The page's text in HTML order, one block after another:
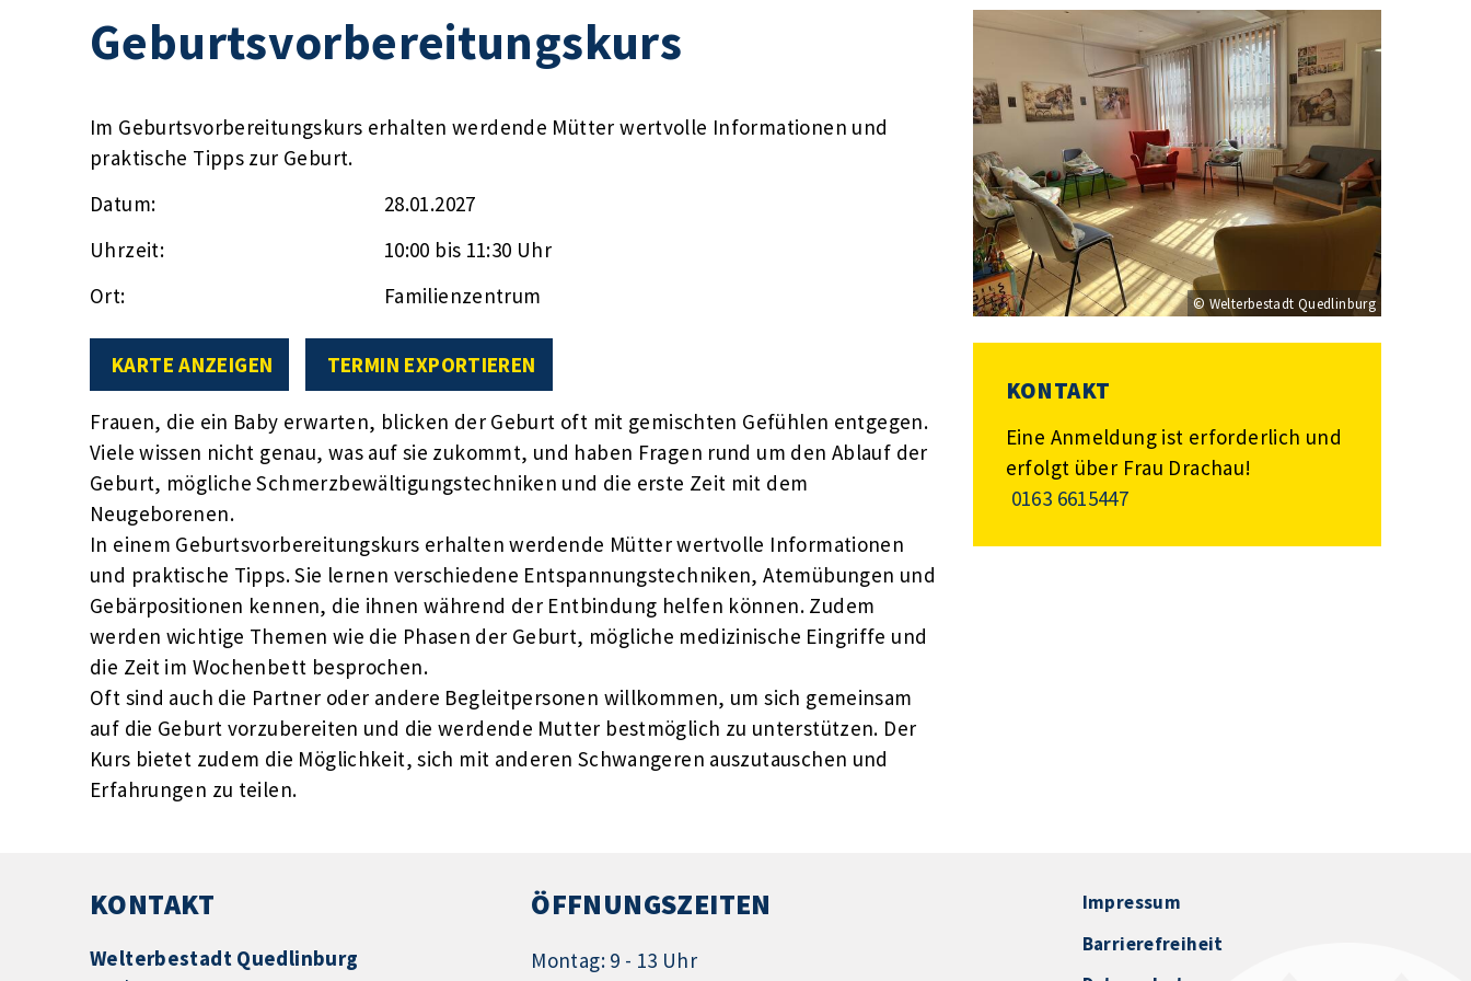
Geburtsvorbereitungskurs
Im Geburtsvorbereitungskurs erhalten werdende Mütter wertvolle Informationen und
praktische Tipps zur Geburt.
Datum:
28.01.2027
Uhrzeit:
10:00 bis 11:30 Uhr
Ort:
Familienzentrum
KARTE ANZEIGEN TERMIN EXPORTIEREN
Frauen, die ein Baby erwarten, blicken der Geburt oft mit gemischten Gefühlen entgegen.
Viele wissen nicht genau, was auf sie zukommt, und haben Fragen rund um den Ablauf der
Geburt, mögliche Schmerzbewältigungstechniken und die erste Zeit mit dem
Neugeborenen.
In einem Geburtsvorbereitungskurs erhalten werdende Mütter wertvolle Informationen
und praktische Tipps. Sie lernen verschiedene Entspannungstechniken, Atemübungen und
Gebärpositionen kennen, die ihnen während der Entbindung helfen können. Zudem
werden wichtige Themen wie die Phasen der Geburt, mögliche medizinische Eingriffe und
die Zeit im Wochenbett besprochen.
Oft sind auch die Partner oder andere Begleitpersonen willkommen, um sich gemeinsam
auf die Geburt vorzubereiten und die werdende Mutter bestmöglich zu unterstützen. Der
Kurs bietet zudem die Möglichkeit, sich mit anderen Schwangeren auszutauschen und
Erfahrungen zu teilen.
© Welterbestadt Quedlinburg
KONTAKT
Eine Anmeldung ist erforderlich und
erfolgt über Frau Drachau!
0163 6615447
KONTAKT
Welterbestadt Quedlinburg
ÖFFNUNGSZEITEN
Montag: 9 - 13 Uhr
Impressum
Barrierefreiheit